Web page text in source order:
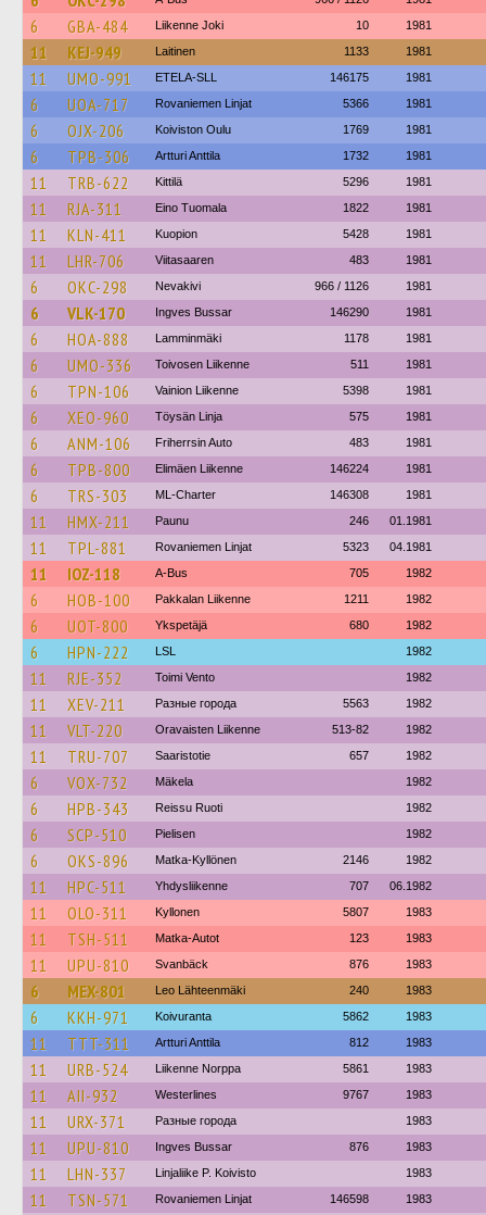
6 GBA-484 Liikenne Joki 10 1981
11 KEJ-949 Laitinen 1133 1981
11 UMO-991 ETELA-SLL 146175 1981
6 UOA-717 Rovaniemen Linjat 5366 1981
6 OJX-206 Koiviston Oulu 1769 1981
6 TPB-306 Artturi Anttila 1732 1981
11 TRB-622 Kittilä 5296 1981
11 RJA-311 Eino Tuomala 1822 1981
11 KLN-411 Kuopion 5428 1981
11 LHR-706 Viitasaaren 483 1981
6 OKC-298 Nevakivi 966 / 1126 1981
6 VLK-170 Ingves Bussar 146290 1981
6 HOA-888 Lamminmäki 1178 1981
6 UMO-336 Toivosen Liikenne 511 1981
6 TPN-106 Vainion Liikenne 5398 1981
6 XEO-960 Töysän Linja 575 1981
6 ANM-106 Friherrsin Auto 483 1981
6 TPB-800 Elimäen Liikenne 146224 1981
6 TRS-303 ML-Charter 146308 1981
11 HMX-211 Paunu 246 01.1981
11 TPL-881 Rovaniemen Linjat 5323 04.1981
11 IOZ-118 A-Bus 705 1982
6 HOB-100 Pakkalan Liikenne 1211 1982
6 UOT-800 Ykspetäjä 680 1982
6 HPN-222 LSL 1982
11 RJE-352 Toimi Vento 1982
11 XEV-211 Разные города 5563 1982
11 VLT-220 Oravaisten Liikenne 513-82 1982
11 TRU-707 Saaristotie 657 1982
6 VOX-732 Mäkela 1982
6 HPB-343 Reissu Ruoti 1982
6 SCP-510 Pielisen 1982
6 OKS-896 Matka-Kyllönen 2146 1982
11 HPC-511 Yhdysliikenne 707 06.1982
11 OLO-311 Kyllonen 5807 1983
11 TSH-511 Matka-Autot 123 1983
11 UPU-810 Svanbäck 876 1983
6 MEX-801 Leo Lähteenmäki 240 1983
6 KKH-971 Koivuranta 5862 1983
11 TTT-311 Artturi Anttila 812 1983
11 URB-524 Liikenne Norppa 5861 1983
11 AII-932 Westerlines 9767 1983
11 URX-371 Разные города 1983
11 UPU-810 Ingves Bussar 876 1983
11 LHN-337 Linjaliike P. Koivisto 1983
11 TSN-571 Rovaniemen Linjat 146598 1983